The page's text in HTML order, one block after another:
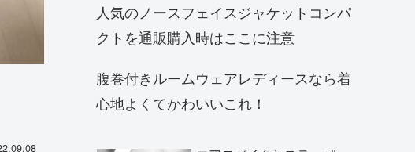
人気のノースフェイスジャケットコンパ
クトを通販購入時はここに注意
腹巻付きルームウェアレディースなら着
心地よくてかわいいこれ！